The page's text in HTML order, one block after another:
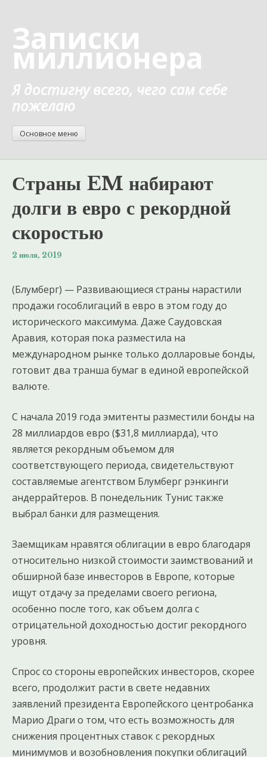
содержанию
Записки
миллионера
Я достигну всего, чего сам себе
пожелаю
Основное меню
Страны EM набирают
долги в евро с рекордной
скоростью
2 июля, 2019
(Блумберг) — Развивающиеся страны нарастили
продажи гособлигаций в евро в этом году до
исторического максимума. Даже Саудовская
Аравия, которая пока разместила на
международном рынке только долларовые бонды,
готовит два транша бумаг в единой европейской
валюте.
С начала 2019 года эмитенты разместили бонды на
28 миллиардов евро ($31,8 миллиарда), что
является рекордным объемом для
соответствующего периода, свидетельствуют
составляемые агентством Блумберг рэнкинги
андеррайтеров. В понедельник Тунис также
выбрал банки для размещения.
Заемщикам нравятся облигации в евро благодаря
относительно низкой стоимости заимствований и
обширной базе инвесторов в Европе, которые
ищут отдачу за пределами своего региона,
особенно после того, как объем долга с
отрицательной доходностью достиг рекордного
уровня.
Спрос со стороны европейских инвесторов, скорее
всего, продолжит расти в свете недавних
заявлений президента Европейского центробанка
Марио Драги о том, что есть возможность для
снижения процентных ставок с рекордных
минимумов и возобновления покупки облигаций